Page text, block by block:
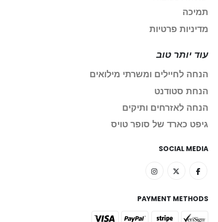
תמיכה
מדיניות פרטיות
עוד יותר טוב
הנחה לחיילים ומשרתי מילואים
הנחת סטודנט
הנחה לאזרחים ותיקים
גיפט כארד של סופר טויס
SOCIAL MEDIA
PAYMENT METHODS